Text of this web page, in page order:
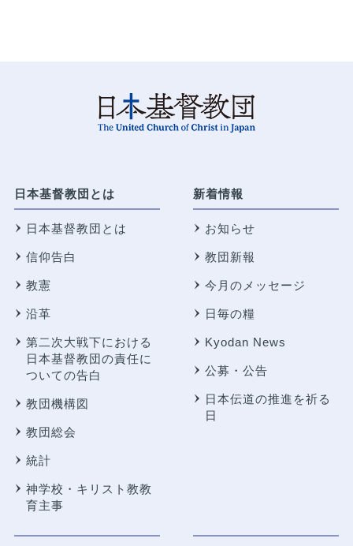
日本基督教団とは
日本基督教団とは
信仰告白
教憲
沿革
第二次大戦下における
日本基督教団の責任に
ついての告白
教団機構図
教団総会
統計
神学校・キリスト教教
育主事
新着情報
お知らせ
教団新報
今月のメッセージ
日毎の糧
Kyodan News
公募・公告
日本伝道の推進を祈る
日